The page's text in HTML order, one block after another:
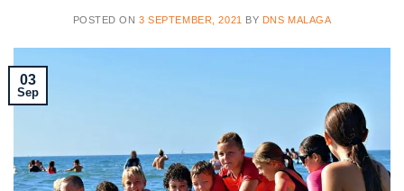
POSTED ON3 SEPTEMBER, 2021 BY DNS MALAGA
03
Sep